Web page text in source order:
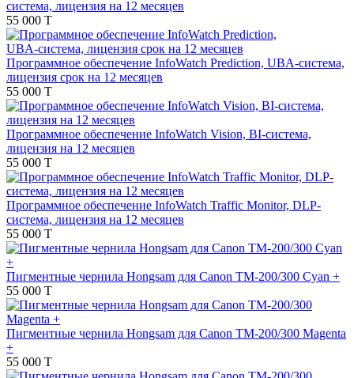
система, лицензия на 12 месяцев
55 000 T
Программное обеспечение InfoWatch Prediction, UBA‑система,
лицензия срок на 12 месяцев
55 000 T
Программное обеспечение InfoWatch Vision, BI-система,
лицензия на 12 месяцев
55 000 T
Программное обеспечение InfoWatch Traffic Monitor, DLP-
система, лицензия на 12 месяцев
55 000 T
Пигментные чернила Hongsam для Canon TM-200/300 Cyan +
55 000 T
Пигментные чернила Hongsam для Canon TM-200/300 Magenta
+
55 000 T